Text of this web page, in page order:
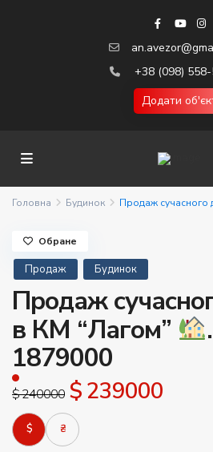
+38 (098)
Додати
Головна Будинок Продаж сучасного
Продаж Будинок
Продаж
в КМ “Лагом”
1879000
$ 240000 $ 239000
$ ₴
Обране